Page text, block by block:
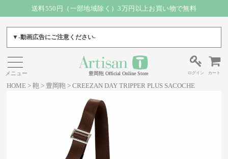
送料550円（一部地域除く）3万円以上お買い物で無料
▼-動画広告にご注意ください-
豊岡鞄 Official Online Store ログイン カート
HOME 鞄 豊岡鞄 CREEZAN DAY TRIPPER PLUS SACOCHE